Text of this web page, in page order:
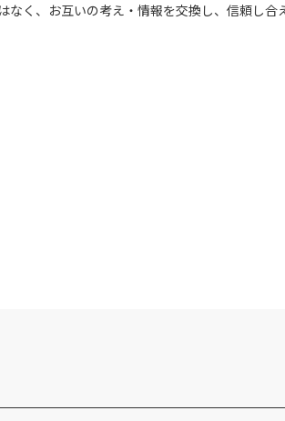
なく、お互いの考え・情報を交換し、信頼し